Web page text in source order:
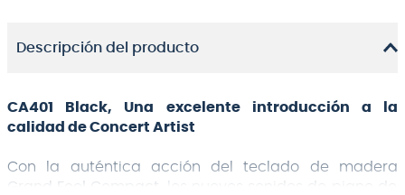
Descripción del producto
CA401 Black, Una excelente introducción a la
calidad de Concert Artist
Con la auténtica acción del teclado de madera
Grand Feel Compact
, los nuevos sonidos de piano de